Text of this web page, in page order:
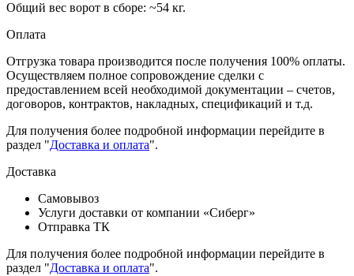
Общий вес ворот в сборе: ~54 кг.
Оплата
Отгрузка товара производится после получения 100% оплаты.
Осуществляем полное сопровождение сделки с
предоставлением всей необходимой документации – счетов,
договоров, контрактов, накладных, спецификаций и т.д.
Для получения более подробной информации перейдите в
раздел "Доставка и оплата".
Доставка
Самовывоз
Услуги доставки от компании «Сиберг»
Отправка ТК
Для получения более подробной информации перейдите в
раздел "Доставка и оплата".